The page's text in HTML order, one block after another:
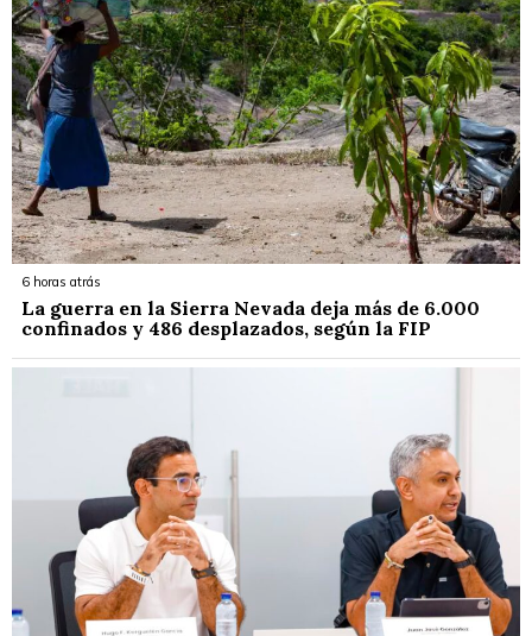
6 horas atrás
La guerra en la Sierra Nevada deja más de 6.000
confinados y 486 desplazados, según la FIP